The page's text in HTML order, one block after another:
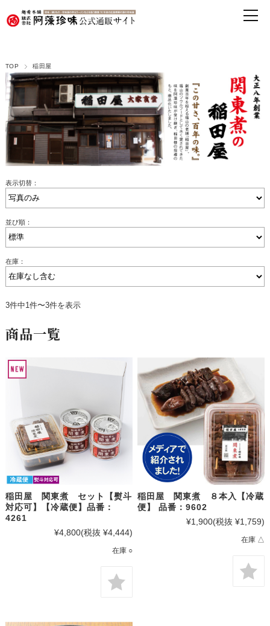
TOP 稲田屋
表示切替：
並び順：
在庫：
3件中1件〜3件を表示
商品一覧
稲田屋 関東煮 セット【熨斗
対応可】【冷蔵便】品番：
4261
¥4,800(税抜 ¥4,444)
在庫 ○
稲田屋 関東煮 ８本入【冷蔵
便】 品番：9602
¥1,900(税抜 ¥1,759)
在庫 △